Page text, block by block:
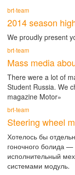
brt-team
2014 season
We proudly present
brt-team
Mass media
There were a lot of
Student Russia. We
magazine Motor»
brt-team
Steering wheel
Хотелось бы
гоночного болида
исполнительный
системами модуль.